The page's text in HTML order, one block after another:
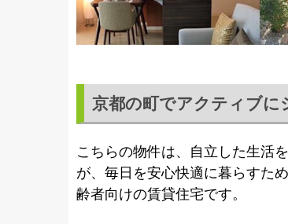
京都の町でアクティブに
こちらの物件は、⾃⽴した⽣活
が、毎日を安⼼快適に暮らすた
齢者向けの賃貸住宅です。